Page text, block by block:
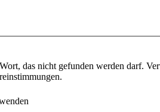
das nicht gefunden werden darf.